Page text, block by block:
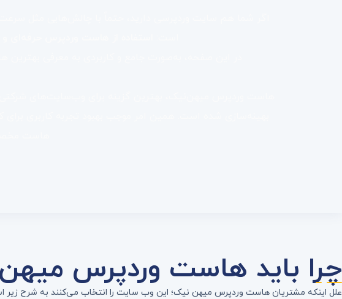
چرا باید هاست وردپرس
علل اینکه مشتریان هاست وردپرس میهن نیک؛ این وب سایت را انتخاب می‌کنند به شرح زیر